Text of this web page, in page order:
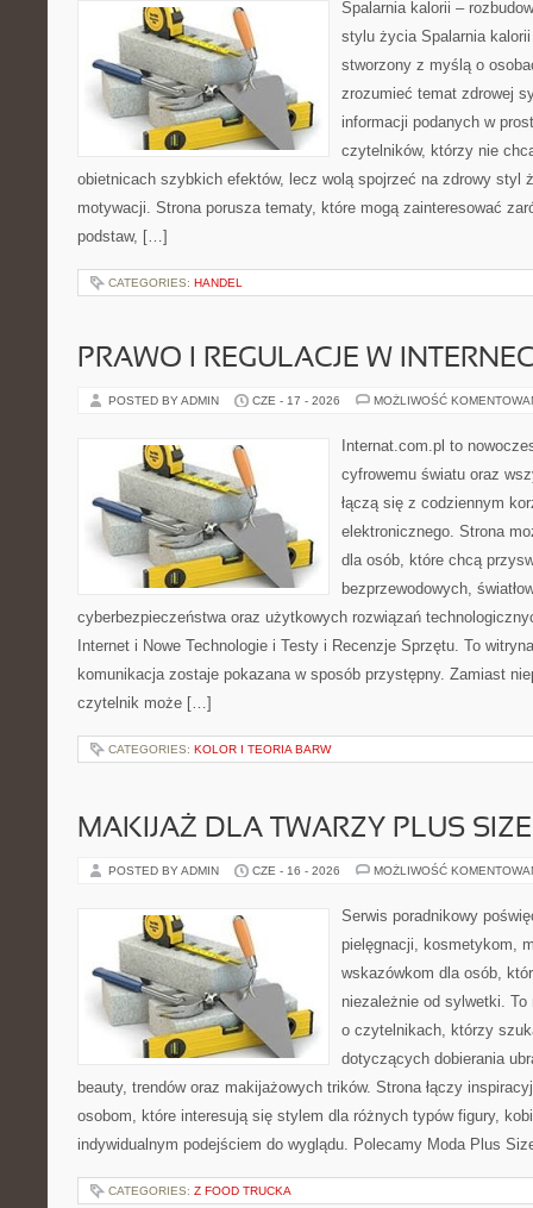
Spalarnia kalorii –
stylu życia Spalarnia
stworzony z myślą o
zrozumieć temat zdrowej
informacji podanych w
czytelników, którzy nie
obietnicach szybkich efektów, lecz wolą spojrzeć na zdrowy styl
motywacji. Strona porusza tematy, które mogą zainteresować
podstaw, […]
CATEGORIES: HANDEL
PRAWO I REGULACJE W
POSTED BY ADMIN CZE - 17 - 2026 MOŻLIWOŚĆ
Internat.com.pl to
cyfrowemu światu oraz
łączą się z codziennym
elektronicznego. Strona
dla osób, które chcą
bezprzewodowych,
cyberbezpieczeństwa oraz użytkowych rozwiązań
Internet i Nowe Technologie i Testy i Recenzje Sprzętu. To
komunikacja zostaje pokazana w sposób przystępny. Zamiast
czytelnik może […]
CATEGORIES: KOLOR I TEORIA BARW
MAKIJAŻ DLA TWARZY PLUS SIZE
POSTED BY ADMIN CZE - 16 - 2026 MOŻLIWOŚĆ
Serwis poradnikowy
pielęgnacji, kosmetykom,
wskazówkom dla osób,
niezależnie od sylwetki.
o czytelnikach, którzy
dotyczących dobierania
beauty, trendów oraz makijażowych trików. Strona łączy
osobom, które interesują się stylem dla różnych typów figury,
indywidualnym podejściem do wyglądu. Polecamy Moda Plus
CATEGORIES: Z FOOD TRUCKA